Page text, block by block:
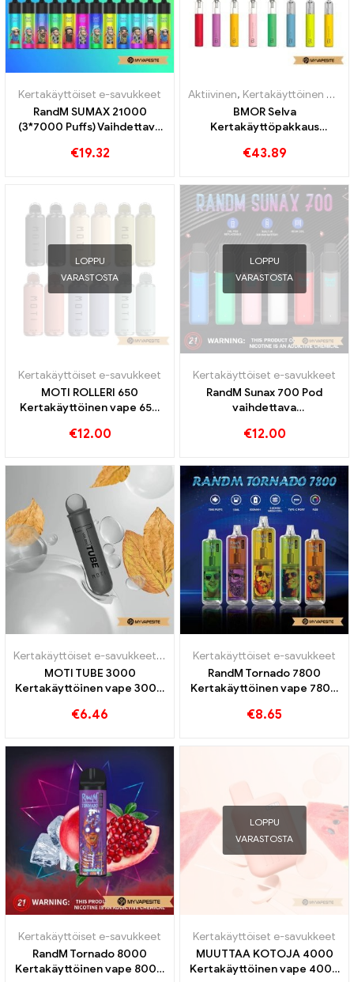
Kertakäyttöiset e-savukkeet
RandM SUMAX 21000
(3*7000 Puffs) Vaihdettava
kertakäyttöinen vape
€19.32
Aktiivinen, Kertakäyttöinen nikotiinia sisältävä sähkötupakka
BMOR Selva
Kertakäyttöpakkaus
tukkumyynti丨Räätälöity
€43.89
LOPPU
VARASTOSTA
Kertakäyttöiset e-savukkeet
MOTI ROLLERI 650
Kertakäyttöinen vape 650
€12.00
LOPPU
VARASTOSTA
Kertakäyttöiset e-savukkeet
RandM Sunax 700 Pod
vaihdettava
€12.00
Kertakäyttöiset e-savukkeet
,Kertakäyttöiset e-savukkeet Itävalta
MOTI TUBE 3000
Kertakäyttöinen vape 3000
€6.46
Kertakäyttöiset e-savukkeet
RandM Tornado 7800
Kertakäyttöinen vape 7800
€8.65
Kertakäyttöiset e-savukkeet
RandM Tornado 8000
Kertakäyttöinen vape 8000
LOPPU
VARASTOSTA
Kertakäyttöiset e-savukkeet
MUUTTAA KOTOJA 4000
Kertakäyttöinen vape 4000